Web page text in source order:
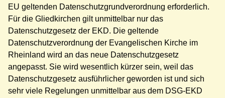
EU geltenden Datenschutzgrundverordnung erforderlich.
Für die Gliedkirchen gilt unmittelbar nur das
Datenschutzgesetz der EKD. Die geltende
Datenschutzverordnung der Evangelischen Kirche im
Rheinland wird an das neue Datenschutzgesetz
angepasst. Sie wird wesentlich kürzer sein, weil das
Datenschutzgesetz ausführlicher geworden ist und sich
sehr viele Regelungen unmittelbar aus dem DSG-EKD